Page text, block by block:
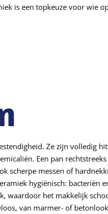
is een topkeuze voor wie
Ze zijn volledig
Een pan
scherpe messen of
hygiënisch: bacteriën
waardoor het makkelijk
van marmer- of